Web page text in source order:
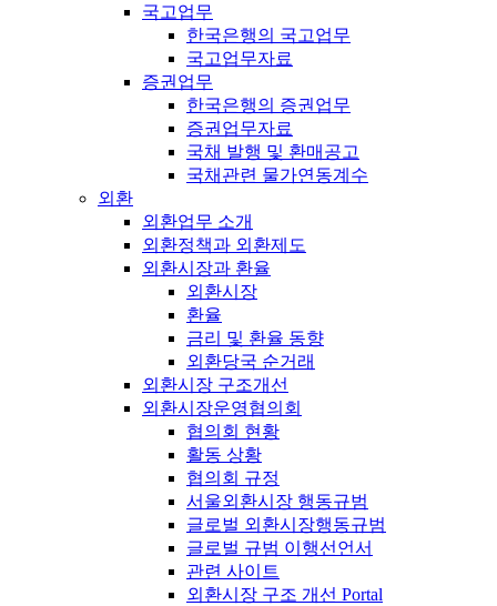
국고업무
한국은행의 국고업무
국고업무자료
증권업무
한국은행의 증권업무
증권업무자료
국채 발행 및 환매공고
국채관련 물가연동계수
외환
외환업무 소개
외환정책과 외환제도
외환시장과 환율
외환시장
환율
금리 및 환율 동향
외환당국 순거래
외환시장 구조개선
외환시장운영협의회
협의회 현황
활동 상황
협의회 규정
서울외환시장 행동규범
글로벌 외환시장행동규범
글로벌 규범 이행선언서
관련 사이트
외환시장 구조 개선 Portal